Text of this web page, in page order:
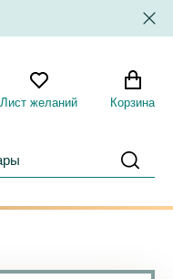
Лист желаний Корзина